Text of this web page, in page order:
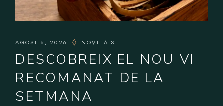
AGOST 6, 2026 NOVETATS
DESCOBREIX EL NOU VI
RECOMANAT DE LA
SETMANA